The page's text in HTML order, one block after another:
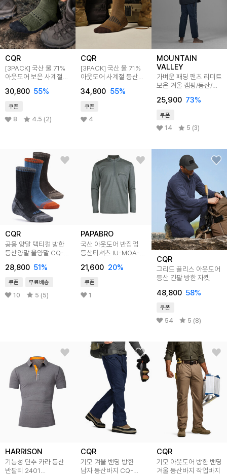
CQR
[3PACK] 국산 울 71%
아웃도어 보온 사계절
30,800 55%
쿠폰
8 4.5 (2)
CQR
[3PACK] 국산 울 71%
아웃도어 사계절 등산
34,800 55%
쿠폰
4
MOUNTAIN
VALLEY
가벼운 패딩 팬츠 리미트
보온 겨울 캠핑/등산/
25,900 73%
쿠폰
14 5 (3)
CQR
공용 양말 택티컬 방한
등산양말 울양말 CQ-
28,800 51%
쿠폰 무료배송
10 5 (5)
PAPABRO
국산 아웃도어 반집업
등산티셔츠 IU-MOA-
21,600 20%
쿠폰
1
CQR
그리드 플리스 아웃도어
등산 긴팔 방한 자켓
48,800 58%
쿠폰
54 5 (8)
HARRISON
기능성 단추 카라 등산
반팔티 2401
CQR
기모 겨울 밴딩 방한
남자 등산바지 CQ-
CQR
기모 아웃도어 방한 밴딩
겨울 등산바지 작업바지